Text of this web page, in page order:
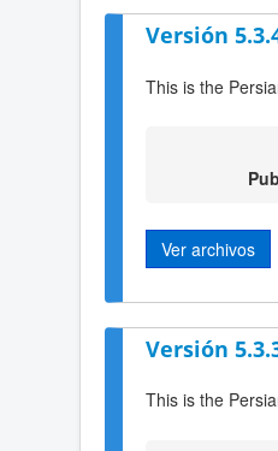
Versión
This is the
Ver archivos
Versión
This is the